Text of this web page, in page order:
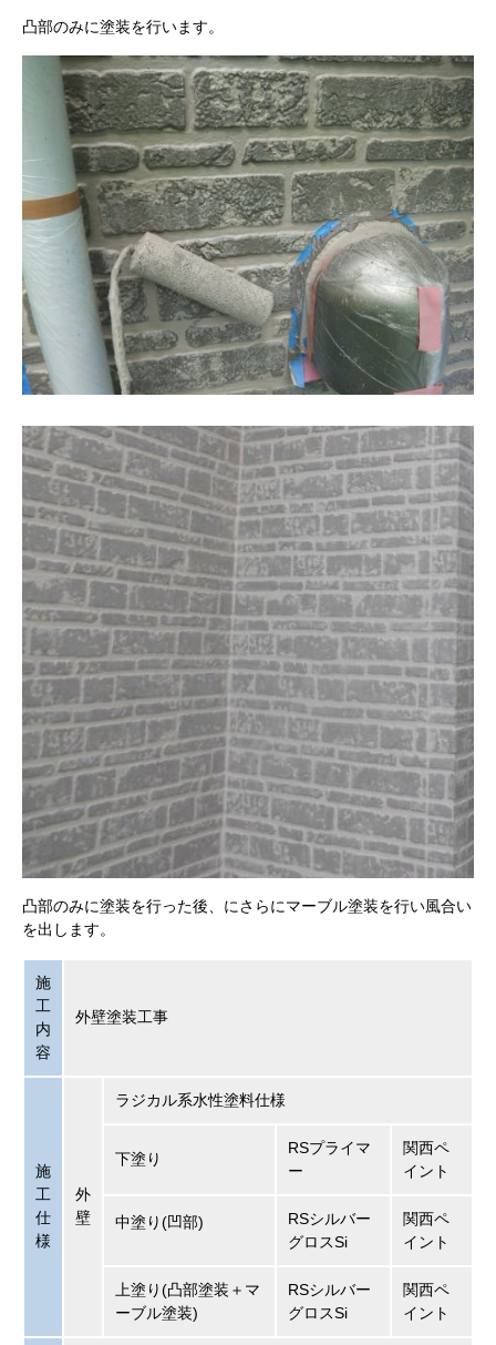
凸部のみに塗装を行います。
凸部のみに塗装を行った後、にさらにマーブル塗装を行い風合い
を出します。
施
工
内
容
外壁塗装工事
施
工
仕
様
外
壁
ラジカル系水性塗料仕様
下塗り
RSプライマ
ー
関西ペ
イント
中塗り(凹部)
RSシルバー
グロスSi
関西ペ
イント
上塗り(凸部塗装＋マ
ーブル塗装)
RSシルバー
グロスSi
関西ペ
イント